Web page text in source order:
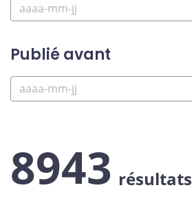
Publié avant
8943 résultats